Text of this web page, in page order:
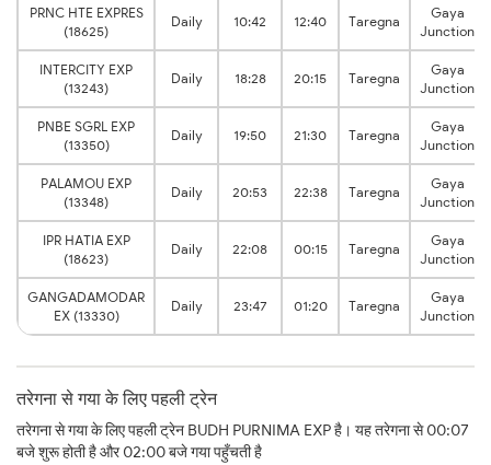
PRNC HTE EXPRES
(18625)
Daily 10:42 12:40 Taregna
Gaya
Junction
INTERCITY EXP
(13243)
Daily 18:28 20:15 Taregna
Gaya
Junction
PNBE SGRL EXP
(13350)
Daily 19:50 21:30 Taregna
Gaya
Junction
PALAMOU EXP
(13348)
Daily 20:53 22:38 Taregna
Gaya
Junction
IPR HATIA EXP
(18623)
Daily 22:08 00:15 Taregna
Gaya
Junction
GANGADAMODAR
EX (13330)
Daily 23:47 01:20 Taregna
Gaya
Junction
तरेगना से गया के लिए पहली ट्रेन
तरेगना से गया के लिए पहली ट्रेन BUDH PURNIMA EXP है। यह तरेगना से 00:07
बजे शुरू होती है और 02:00 बजे गया पहुँचती है